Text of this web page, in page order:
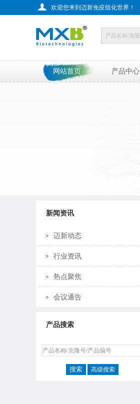
欢迎您来到迈新免疫组化世界！
网站首页 产品中心
新闻资讯
迈新动态
行业资讯
热点聚焦
会议通告
产品搜索
高级搜索